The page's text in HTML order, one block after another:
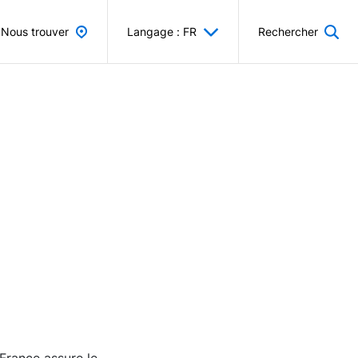
Nous trouver Langage : FR Rechercher